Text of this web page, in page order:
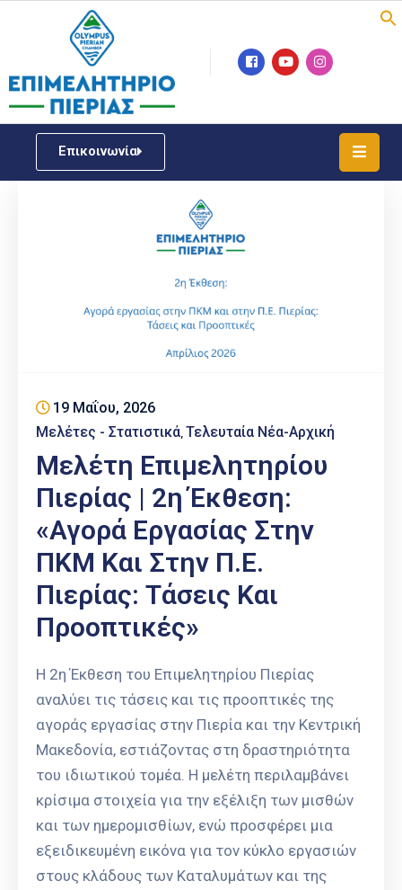
Επικοινωνία
Επιμελητήριο
Νέα
Επιχειρηματική
Επαγγελμάτων
Έκθεση
ΕΒΕΠ-
Πιερία
19 Μαΐου, 2026
Μελέτες - Στατιστικά Τελευταία Νέα-Αρχική
Μελέτη Επιμελητηρίου
Πιερίας | 2η Έκθεση:
«Αγορά Εργασίας Στην
ΠΚΜ Και Στην Π.Ε.
Πιερίας: Τάσεις Και
Προοπτικές»
Η 2η Έκθεση του Επιμελητηρίου Πιερίας
αναλύει τις τάσεις και τις προοπτικές της
αγοράς εργασίας στην Πιερία και την Κεντρική
Μακεδονία, εστιάζοντας στη δραστηριότητα
του ιδιωτικού τομέα. Η μελέτη περιλαμβάνει
κρίσιμα στοιχεία για την εξέλιξη των μισθών
και των ημερομισθίων, ενώ προσφέρει μια
εξειδικευμένη εικόνα για τον κύκλο εργασιών
στους κλάδους των Καταλυμάτων και της